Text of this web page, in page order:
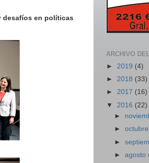
desafíos en políticas
ARCHIVO
► 2019 (4)
► 2018 (33)
► 2017 (16)
▼ 2016 (22)
►
►octubre
►
►agosto